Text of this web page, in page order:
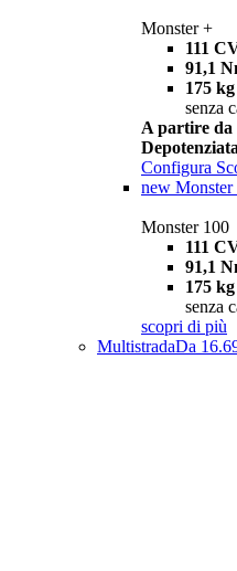
Monster +
111
91,1
175 kg
senza
A partire da
Configura
new Monster
Monster 100
111
91,1
175 kg
senza
scopri di più
MultistradaDa